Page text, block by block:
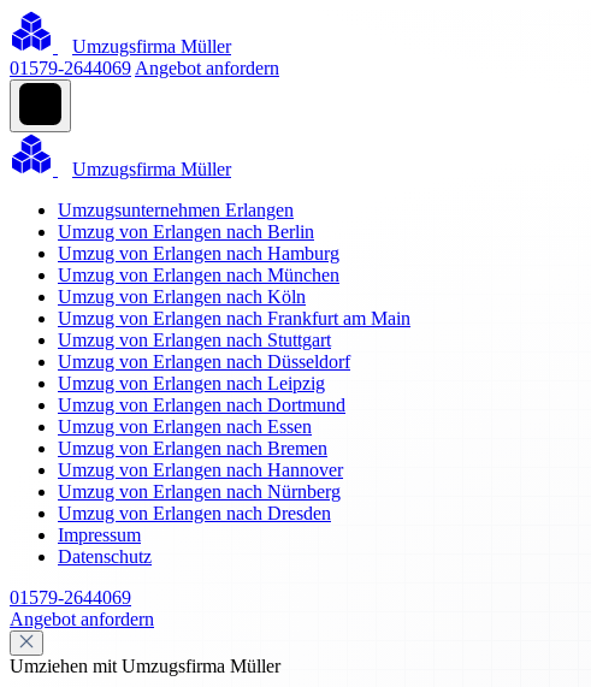
Umzugsfirma Müller
01579-2644069 Angebot anfordern
Umzugsfirma Müller
Umzugsunternehmen Erlangen
Umzug von Erlangen nach Berlin
Umzug von Erlangen nach Hamburg
Umzug von Erlangen nach München
Umzug von Erlangen nach Köln
Umzug von Erlangen nach Frankfurt am Main
Umzug von Erlangen nach Stuttgart
Umzug von Erlangen nach Düsseldorf
Umzug von Erlangen nach Leipzig
Umzug von Erlangen nach Dortmund
Umzug von Erlangen nach Essen
Umzug von Erlangen nach Bremen
Umzug von Erlangen nach Hannover
Umzug von Erlangen nach Nürnberg
Umzug von Erlangen nach Dresden
Impressum
Datenschutz
01579-2644069
Angebot anfordern
Umziehen mit Umzugsfirma Müller